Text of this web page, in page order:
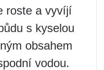
roste a vyvíjí
s kyselou
obsahem
vodou.